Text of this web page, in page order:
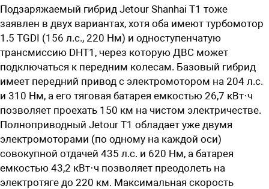
Подзаряжаемый гибрид Jetour Shanhai T1 тоже
заявлен в двух вариантах, хотя оба имеют турбомотор
1.5 TGDI (156 л.с., 220 Нм) и одноступенчатую
трансмиссию DHT1, через которую ДВС может
подключаться к передним колесам. Базовый гибрид
имеет передний привод с электромотором на 204 л.с.
и 310 Нм, а его тяговая батарея емкостью 26,7 кВт·ч
позволяет проехать 150 км на чистом электричестве.
Полноприводный Jetour T1 обладает уже двумя
электромоторами (по одному на каждой оси)
совокупной отдачей 435 л.с. и 620 Нм, а батарея
емкостью 43,2 кВт·ч позволяет преодолеть на
электротяге до 220 км. Максимальная скорость